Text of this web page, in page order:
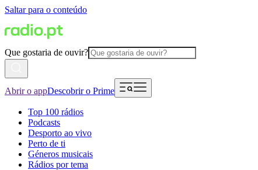
Saltar para o conteúdo
Que gostaria de ouvir?
Abrir o appDescobrir o Prime
Top 100 rádios
Podcasts
Desporto ao vivo
Perto de ti
Géneros musicais
Rádios por tema